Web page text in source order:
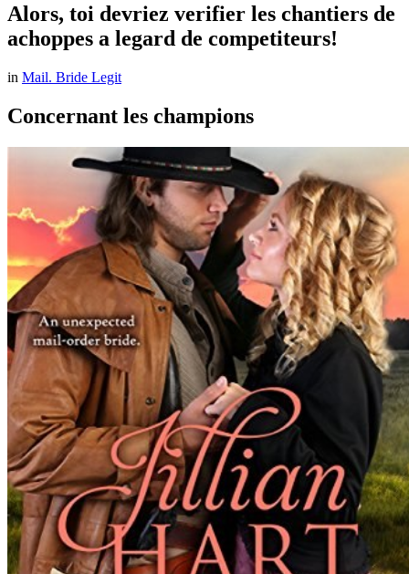
Alors, toi devriez verifier les chantiers de
achoppes a legard de competiteurs!
in Mail. Bride Legit
Concernant les champions